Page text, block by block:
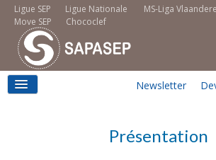
Ligue Nationale MS-Liga
Ligue SEP
Move SEP
Chococlef
Newsletter
Présentation